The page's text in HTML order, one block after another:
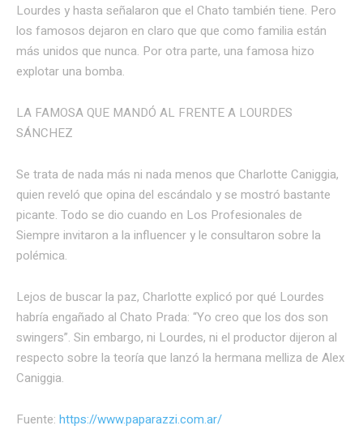
Lourdes y hasta señalaron que el Chato también tiene. Pero
los famosos dejaron en claro que que como familia están
más unidos que nunca. Por otra parte, una famosa hizo
explotar una bomba.
LA FAMOSA QUE MANDÓ AL FRENTE A LOURDES
SÁNCHEZ
Se trata de nada más ni nada menos que Charlotte Caniggia,
quien reveló que opina del escándalo y se mostró bastante
picante. Todo se dio cuando en Los Profesionales de
Siempre invitaron a la influencer y le consultaron sobre la
polémica.
Lejos de buscar la paz, Charlotte explicó por qué Lourdes
habría engañado al Chato Prada: “Yo creo que los dos son
swingers”. Sin embargo, ni Lourdes, ni el productor dijeron al
respecto sobre la teoría que lanzó la hermana melliza de Alex
Caniggia.
Fuente: https://www.paparazzi.com.ar/